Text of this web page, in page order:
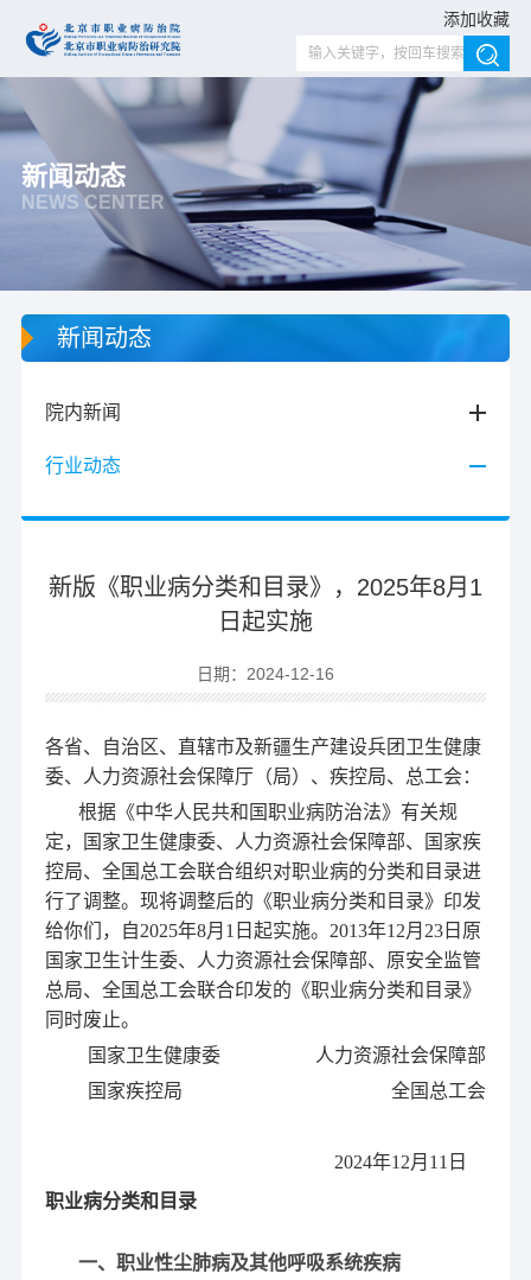
添加收藏
新闻动态
NEWS CENTER
新闻动态
院内新闻
行业动态
新版《职业病分类和目录》，2025年8月1
日起实施
日期：2024-12-16
各省、自治区、直辖市及新疆生产建设兵团卫生健康
委、人力资源社会保障厅（局）、疾控局、总工会：
根据《中华人民共和国职业病防治法》有关规
定，国家卫生健康委、人力资源社会保障部、国家疾
控局、全国总工会联合组织对职业病的分类和目录进
行了调整。现将调整后的《职业病分类和目录》印发
给你们，自2025年8月1日起实施。2013年12月23日原
国家卫生计生委、人力资源社会保障部、原安全监管
总局、全国总工会联合印发的《职业病分类和目录》
同时废止。
国家卫生健康委 人力资源社会保障部
国家疾控局 全国总工会
2024年12月11日
职业病分类和目录
一、职业性尘肺病及其他呼吸系统疾病